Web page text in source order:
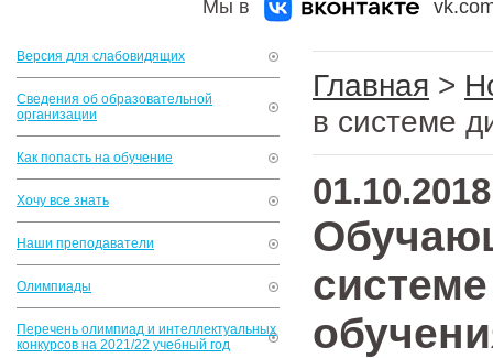
Мы в
Версия для слабовидящих
Сведения об образовательной
организации
Как попасть на обучение
Хочу все знать
Наши преподаватели
Олимпиады
Перечень олимпиад и интеллектуальных
конкурсов на 2021/22 учебный год
Главная >
в системе
01.10.2018